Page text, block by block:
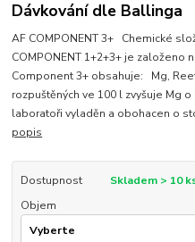
Dávkování dle Ballinga
AF COMPONENT 3+ Chemické
COMPONENT 1+2+3+ je
Component 3+ obsahuje: Mg,
rozpuštěných ve 100 l zvyšuje Mg
laboratoři vyladěn a obohacen o
popis
Dostupnost
Skladem > 10
Objem